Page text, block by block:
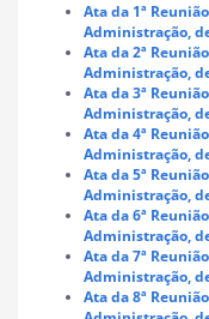
Ata da 1ª
Administração,
Ata da 2ª
Administração,
Ata da 3ª
Administração,
Ata da 4ª
Administração,
Ata da 5ª
Administração,
Ata da 6ª
Administração,
Ata da 7ª
Administração,
Ata da 8ª